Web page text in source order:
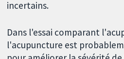
incertains.
Dans l'essai comparant
l'acupuncture est